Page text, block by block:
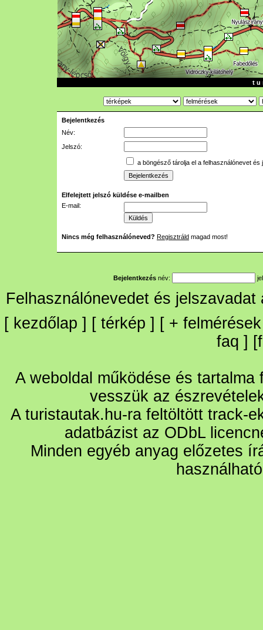
t u
Bejelentkezés
Név:
Jelszó:
a böngésző tárolja el a felhasználónevet és
Elfelejtett jelszó küldése e-mailben
E-mail:
Nincs még felhasználóneved? Regisztráld magad most!
Bejelentkezés név:
Felhasználónevedet és
[ kezdőlap ] [ térkép ] [ + felmérések
faq ] [
A weboldal működése és
vesszük az
A turistautak.hu-ra feltöltött track-
adatbázist az ODbL
Minden egyéb anyag előzetes